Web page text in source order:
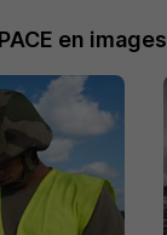
en images